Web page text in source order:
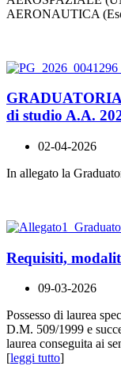
AERONAUTICA
di studio A.A.
02-04-2026
In allegato la
Requisiti,
09-03-2026
Possesso di laurea
D.M. 509/1999 e
laurea conseguita ai
[leggi tutto]